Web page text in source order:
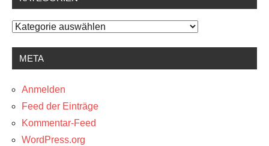
Kategorien
META
Anmelden
Feed der Einträge
Kommentar-Feed
WordPress.org